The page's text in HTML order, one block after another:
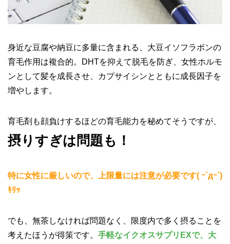
身近な豆腐や納豆に多量に含まれる、大豆イソフラボンの
育毛作用は複合的。DHTを抑えて脱毛を防ぎ、女性ホルモ
ンとして髪を成長させ、カプサイシンとともに成長因子を
増やします。
育毛剤も顔負けするほどの育毛能力を秘めてそうですが、
摂りすぎは問題も！
特に女性に厳しいので、上限量には注意が必要です( ｰ`дｰ´)
ｷﾘｯ
でも、無茶しなければ問題なく、限度内で多く摂ることを
考えたほうが得策です。 手軽なイクオスサプリEXで、大